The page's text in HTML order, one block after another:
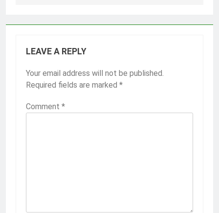
LEAVE A REPLY
Your email address will not be published.
Required fields are marked *
Comment *